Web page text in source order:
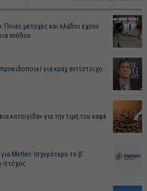
Ποιες μετοχές και κλάδοι έχουν
ανόδου
για κραχ αντίστοιχο
καταιγίδα» για την τιμή του καφέ
Metlen: Ισχυρότερο το β'
στόχος